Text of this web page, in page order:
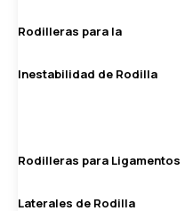
Rodilleras para la
Inestabilidad de Rodilla
Rodilleras para Ligamentos
Laterales de Rodilla